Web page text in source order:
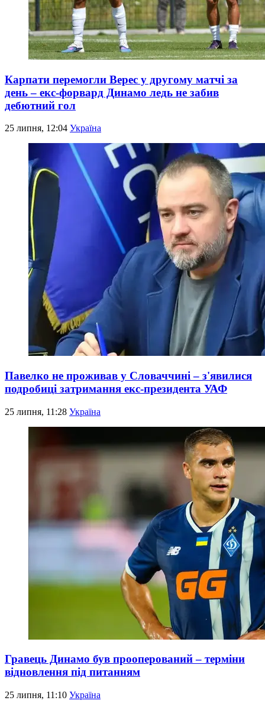
Карпати перемогли Верес у другому матчі за
день – екс-форвард Динамо ледь не забив
дебютний гол
25 липня, 12:04 Україна
Павелко не проживав у Словаччині – з'явилися
подробиці затримання екс-президента УАФ
25 липня, 11:28 Україна
Гравець Динамо був прооперований – терміни
відновлення під питанням
25 липня, 11:10 Україна